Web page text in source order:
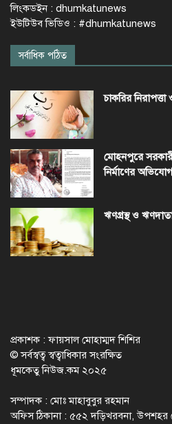
লিংকডইন : dhumkatunews
ইউটিউব ভিডিও : #dhumkatunews
সর্বাধিক পঠিত
চাকরির
মোহনপুরে
নির্মাণের অভিযোগ
ঋণগ্রস্থ ও
প্রকাশক : ফায়সাল মোহাম্মদ শিশির
© সর্বস্বত্ব স্বত্বাধিকার সংরক্ষিত
ধূমকেতু নিউজ.কম ২০২৫
সম্পাদক : মোঃ মাহাবুবুর রহমান
অফিস ঠিকানা : ৫৫২ দড়িখরবনা, উপশহর